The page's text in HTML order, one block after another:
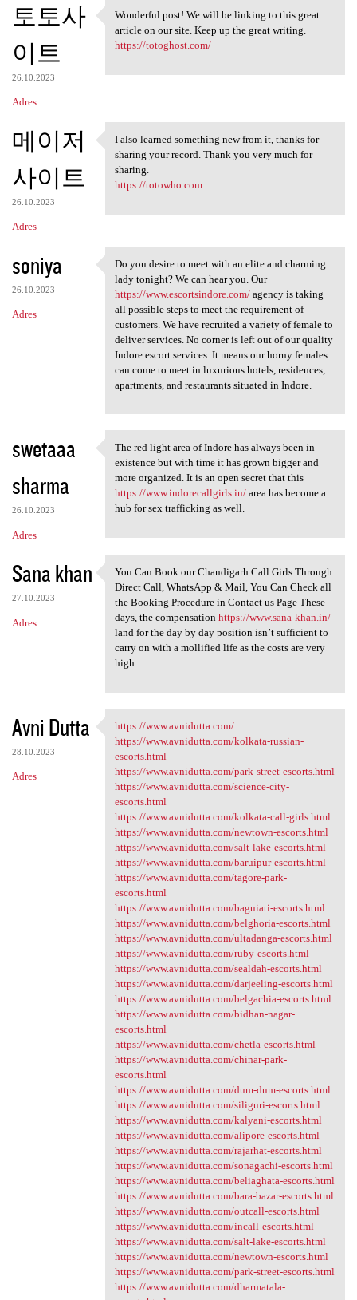
토토사
이트
26.10.2023
Adres
Wonderful post! We will be
Wonderful post! We will be linking to this great
article on our site. Keep up the great writing.
https://totoghost.com/
메이저
사이트
26.10.2023
Adres
I also learned something new
I also learned something new from it, thanks for
sharing your record. Thank you very much for
sharing.
https://totowho.com
soniya
26.10.2023
Adres
Do you desire to meet with an
Do you desire to meet with an elite and charming
lady tonight? We can hear you. Our
https://www.escortsindore.com/agency is taking
all possible steps to meet the requirement of
customers. We have recruited a variety of female to
deliver services. No corner is left out of our quality
Indore escort services. It means our horny females
can come to meet in luxurious hotels, residences,
apartments, and restaurants situated in Indore.
swetaaa
sharma
26.10.2023
Adres
The red light area of Indore
The red light area of Indore has always been in
existence but with time it has grown bigger and
more organized. It is an open secret that this
https://www.indorecallgirls.in/area has become a
hub for sex trafficking as well.
Sana khan
27.10.2023
Adres
You Can Book our Chandigarh
You Can Book our Chandigarh Call Girls Through
Direct Call, WhatsApp & Mail, You Can Check all
the Booking Procedure in Contact us Page These
days, the compensation https://www.sana-khan.in/
land for the day by day position isn’t sufficient to
carry on with a mollified life as the costs are very
high.
Avni Dutta
28.10.2023
Adres
https://www.avnidutta.com/
https://www.avnidutta.com/
https://www.avnidutta.com/kolkata-russian-
escorts.html
https://www.avnidutta.com/park-street-escorts.html
https://www.avnidutta.com/science-city-
escorts.html
https://www.avnidutta.com/kolkata-call-girls.html
https://www.avnidutta.com/newtown-escorts.html
https://www.avnidutta.com/salt-lake-escorts.html
https://www.avnidutta.com/baruipur-escorts.html
https://www.avnidutta.com/tagore-park-
escorts.html
https://www.avnidutta.com/baguiati-escorts.html
https://www.avnidutta.com/belghoria-escorts.html
https://www.avnidutta.com/ultadanga-escorts.html
https://www.avnidutta.com/ruby-escorts.html
https://www.avnidutta.com/sealdah-escorts.html
https://www.avnidutta.com/darjeeling-escorts.html
https://www.avnidutta.com/belgachia-escorts.html
https://www.avnidutta.com/bidhan-nagar-
escorts.html
https://www.avnidutta.com/chetla-escorts.html
https://www.avnidutta.com/chinar-park-
escorts.html
https://www.avnidutta.com/dum-dum-escorts.html
https://www.avnidutta.com/siliguri-escorts.html
https://www.avnidutta.com/kalyani-escorts.html
https://www.avnidutta.com/alipore-escorts.html
https://www.avnidutta.com/rajarhat-escorts.html
https://www.avnidutta.com/sonagachi-escorts.html
https://www.avnidutta.com/beliaghata-escorts.html
https://www.avnidutta.com/bara-bazar-escorts.html
https://www.avnidutta.com/outcall-escorts.html
https://www.avnidutta.com/incall-escorts.html
https://www.avnidutta.com/salt-lake-escorts.html
https://www.avnidutta.com/newtown-escorts.html
https://www.avnidutta.com/park-street-escorts.html
https://www.avnidutta.com/dharmatala-